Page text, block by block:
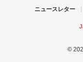
ニュースレター
©